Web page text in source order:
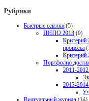
Рубрики
Быстрые ссылки (5)
ПНПО 2013 (0)
Критерий
процесса
Критерий
Портфолио
2011-
2013-